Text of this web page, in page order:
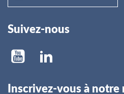
Suivez-nous
Inscrivez-vous à